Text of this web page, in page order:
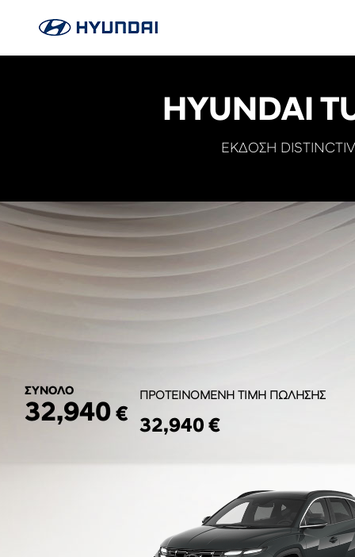
HYUNDAI
ΕΚΔΟΣΗ
ΠΡΟΤΕΙΝΟΜΕΝΗ ΤΙΜΗ ΠΩΛΗΣΗΣ
32,940 €
ΣΥΝΟΛΟ
32,940 €